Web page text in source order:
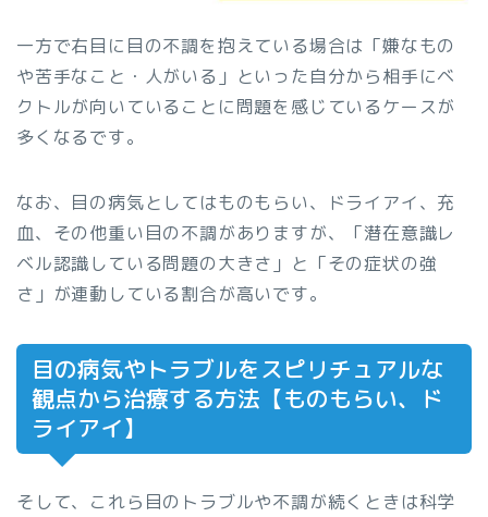
一方で右目に目の不調を抱えている場合は「嫌なもの
や苦手なこと・人がいる」といった自分から相手にベ
クトルが向いていることに問題を感じているケースが
多くなるです。
なお、目の病気としてはものもらい、ドライアイ、充
血、その他重い目の不調がありますが、「潜在意識レ
ベル認識している問題の大きさ」と「その症状の強
さ」が連動している割合が高いです。
目の病気やトラブルをスピリチュアルな
観点から治療する方法【ものもらい、ド
ライアイ】
そして、これら目のトラブルや不調が続くときは科学